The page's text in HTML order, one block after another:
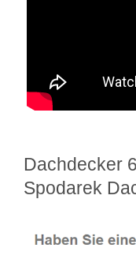
Dachdecker
Spodarek